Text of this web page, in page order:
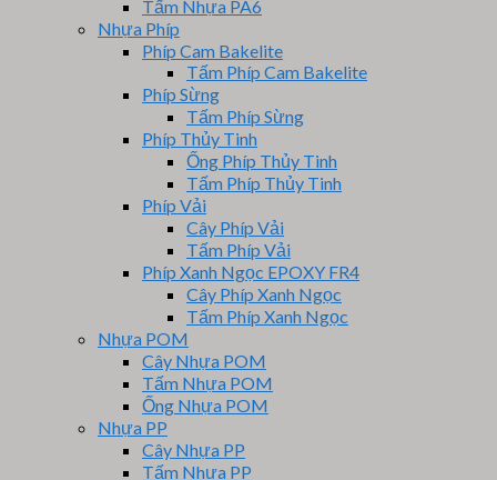
Tấm Nhựa PA6
Nhựa Phíp
Phíp Cam Bakelite
Tấm Phíp Cam Bakelite
Phíp Sừng
Tấm Phíp Sừng
Phíp Thủy Tinh
Ống Phíp Thủy Tinh
Tấm Phíp Thủy Tinh
Phíp Vải
Cây Phíp Vải
Tấm Phíp Vải
Phíp Xanh Ngọc EPOXY FR4
Cây Phíp Xanh Ngọc
Tấm Phíp Xanh Ngọc
Nhựa POM
Cây Nhựa POM
Tấm Nhựa POM
Ống Nhựa POM
Nhựa PP
Cây Nhựa PP
Tấm Nhựa PP